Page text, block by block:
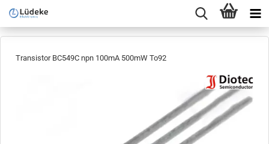
Transistor BC549C npn 100mA 500mW To92